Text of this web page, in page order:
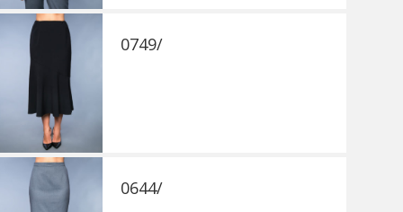
0749/
0644/